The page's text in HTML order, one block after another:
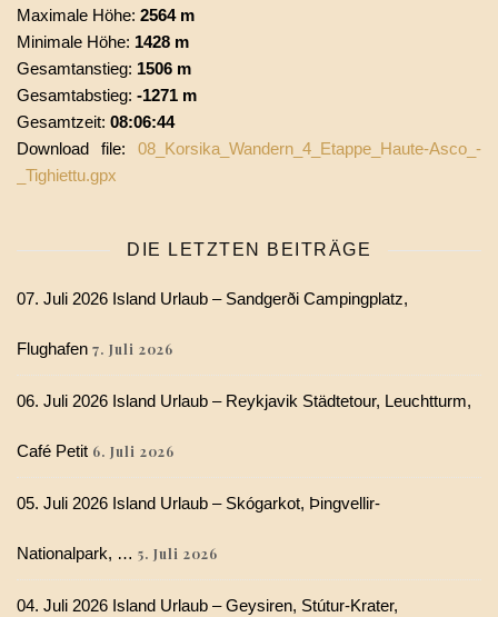
Maximale Höhe: 2564 m
Minimale Höhe: 1428 m
Gesamtanstieg: 1506 m
Gesamtabstieg: -1271 m
Gesamtzeit: 08:06:44
Download file: 08_Korsika_Wandern_4_Etappe_Haute-Asco_-
_Tighiettu.gpx
DIE LETZTEN BEITRÄGE
07. Juli 2026 Island Urlaub – Sandgerði Campingplatz,
Flughafen 7. Juli 2026
06. Juli 2026 Island Urlaub – Reykjavik Städtetour, Leuchtturm,
Café Petit 6. Juli 2026
05. Juli 2026 Island Urlaub – Skógarkot, Þingvellir-
Nationalpark, … 5. Juli 2026
04. Juli 2026 Island Urlaub – Geysiren, Stútur-Krater,